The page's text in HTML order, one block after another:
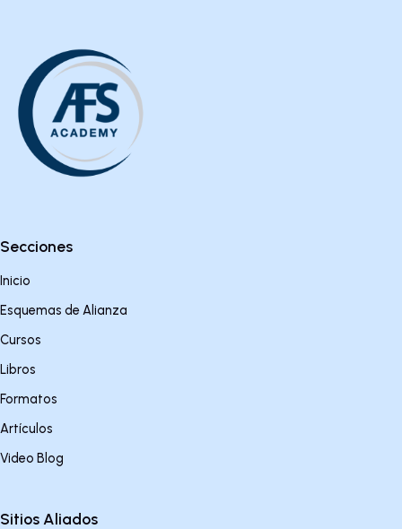
Secciones
Inicio
Esquemas de Alianza
Cursos
Libros
Formatos
Artículos
Video Blog
Sitios Aliados